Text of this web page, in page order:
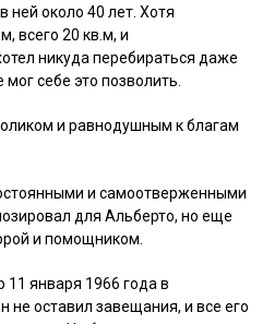
ней около 40 лет. Хотя
всего 20 кв.м, и
никуда перебираться даже
себе это позволить.
и равнодушным к благам
и самоотверженными
для Альберто, но еще
и помощником.
января 1966 года в
не оставил завещания, и все его